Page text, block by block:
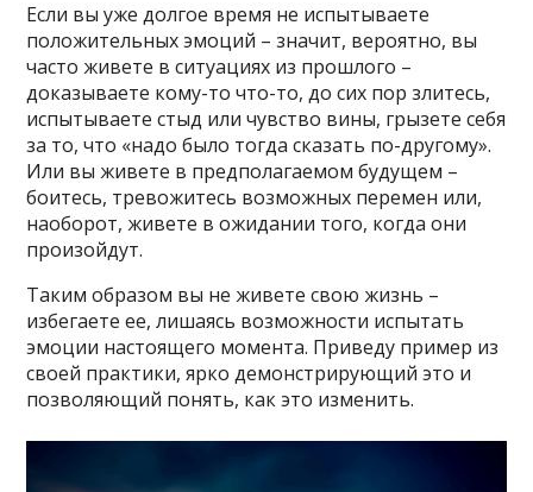
Если вы уже долгое время не испытываете
положительных эмоций – значит, вероятно, вы
часто живете в ситуациях из прошлого –
доказываете кому-то что-то, до сих пор злитесь,
испытываете стыд или чувство вины, грызете себя
за то, что «надо было тогда сказать по-другому».
Или вы живете в предполагаемом будущем –
боитесь, тревожитесь возможных перемен или,
наоборот, живете в ожидании того, когда они
произойдут.
Таким образом вы не живете свою жизнь –
избегаете ее, лишаясь возможности испытать
эмоции настоящего момента. Приведу пример из
своей практики, ярко демонстрирующий это и
позволяющий понять, как это изменить.